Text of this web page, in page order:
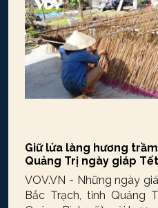
Giữ lửa làng hương
Quảng Trị ngày giáp Tết
VOV.VN - Những ngày
Bắc Trạch, tỉnh Quảng